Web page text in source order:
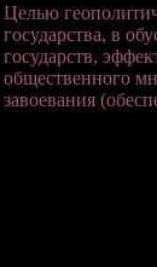
Целью
государства, в
государств,
общественного
завоевания